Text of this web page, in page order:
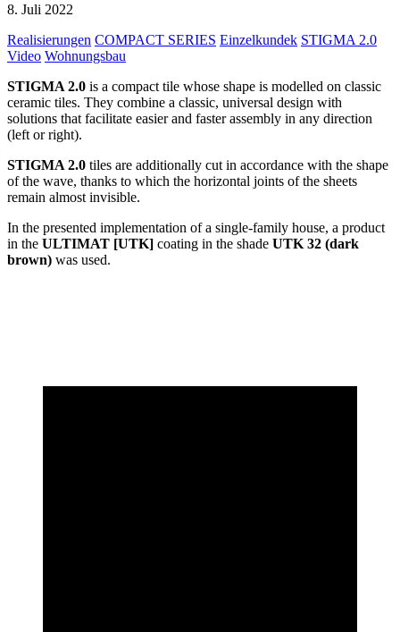
8. Juli 2022
Realisierungen COMPACT SERIES Einzelkundek STIGMA 2.0
Video Wohnungsbau
STIGMA 2.0 is a compact tile whose shape is modelled on classic
ceramic tiles. They combine a classic, universal design with
solutions that facilitate easier and faster assembly in any direction
(left or right).
STIGMA 2.0 tiles are additionally cut in accordance with the shape
of the wave, thanks to which the horizontal joints of the sheets
remain almost invisible.
In the presented implementation of a single-family house, a product
in the ULTIMAT [UTK] coating in the shade UTK 32 (dark
brown) was used.